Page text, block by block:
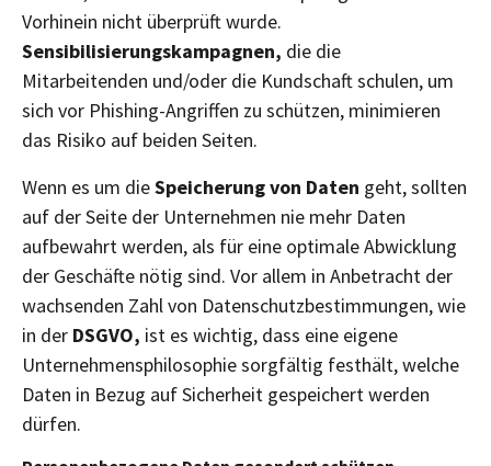
Vorhinein nicht überprüft wurde.
Sensibilisierungskampagnen, die die
Mitarbeitenden und/oder die Kundschaft schulen, um
sich vor Phishing-Angriffen zu schützen, minimieren
das Risiko auf beiden Seiten.
Wenn es um dieSpeicherung von Daten geht, sollten
auf der Seite der Unternehmen nie mehr Daten
aufbewahrt werden, als für eine optimale Abwicklung
der Geschäfte nötig sind. Vor allem in Anbetracht der
wachsenden Zahl von Datenschutzbestimmungen, wie
in der DSGVO, ist es wichtig, dass eine eigene
Unternehmensphilosophie sorgfältig festhält, welche
Daten in Bezug auf Sicherheit gespeichert werden
dürfen.